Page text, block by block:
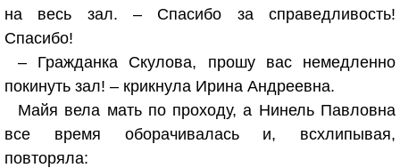
на весь зал. – Спасибо за справедливость!
Спасибо!
– Гражданка Скулова, прошу вас немедленно
покинуть зал! – крикнула Ирина Андреевна.
Майя вела мать по проходу, а Нинель Павловна
все время оборачивалась и, всхлипывая,
повторяла: